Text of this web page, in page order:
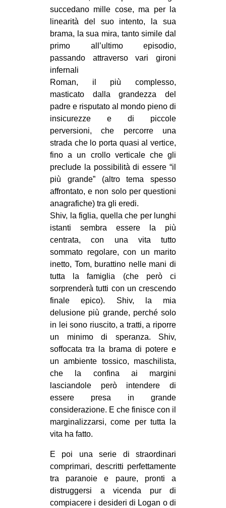
succedano mille cose, ma per la
linearità del suo intento, la sua
brama, la sua mira, tanto simile dal
primo all’ultimo episodio,
passando attraverso vari gironi
infernali
Roman, il più complesso,
masticato dalla grandezza del
padre e risputato al mondo pieno di
insicurezze e di piccole
perversioni, che percorre una
strada che lo porta quasi al vertice,
fino a un crollo verticale che gli
preclude la possibilità di essere “il
più grande” (altro tema spesso
affrontato, e non solo per questioni
anagrafiche) tra gli eredi.
Shiv, la figlia, quella che per lunghi
istanti sembra essere la più
centrata, con una vita tutto
sommato regolare, con un marito
inetto, Tom, burattino nelle mani di
tutta la famiglia (che però ci
sorprenderà tutti con un crescendo
finale epico). Shiv, la mia
delusione più grande, perché solo
in lei sono riuscito, a tratti, a riporre
un minimo di speranza. Shiv,
soffocata tra la brama di potere e
un ambiente tossico, maschilista,
che la confina ai margini
lasciandole però intendere di
essere presa in grande
considerazione. E che finisce con il
marginalizzarsi, come per tutta la
vita ha fatto.
E poi una serie di straordinari
comprimari, descritti perfettamente
tra paranoie e paure, pronti a
distruggersi a vicenda pur di
compiacere i desideri di Logan o di